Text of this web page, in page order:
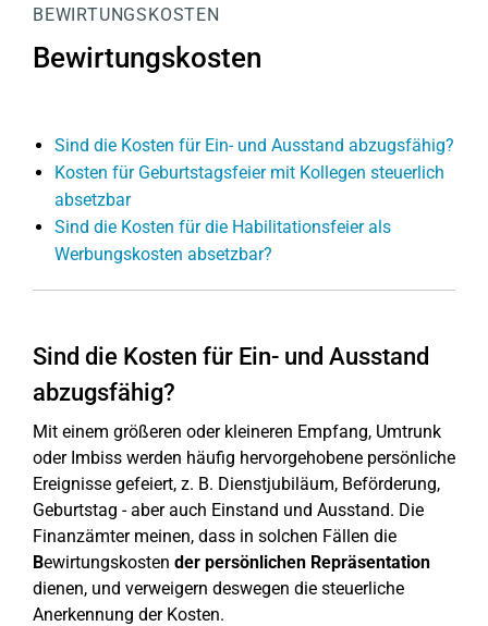
BEWIRTUNGSKOSTEN
Bewirtungskosten
Sind die Kosten für Ein- und Ausstand abzugsfähig?
Kosten für Geburtstagsfeier mit Kollegen steuerlich
absetzbar
Sind die Kosten für die Habilitationsfeier als
Werbungskosten absetzbar?
Sind die Kosten für Ein- und Ausstand
abzugsfähig?
Mit einem größeren oder kleineren Empfang, Umtrunk
oder Imbiss werden häufig hervorgehobene persönliche
Ereignisse gefeiert, z. B. Dienstjubiläum, Beförderung,
Geburtstag - aber auch Einstand und Ausstand. Die
Finanzämter meinen, dass in solchen Fällen die
Bewirtungskosten der persönlichen Repräsentation
dienen, und verweigern deswegen die steuerliche
Anerkennung der Kosten.